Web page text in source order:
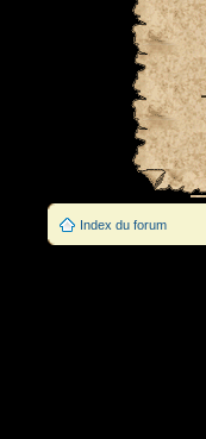
Index du forum